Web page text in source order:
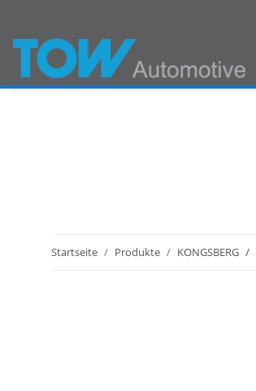
Startseite Produkte KONGSBERG